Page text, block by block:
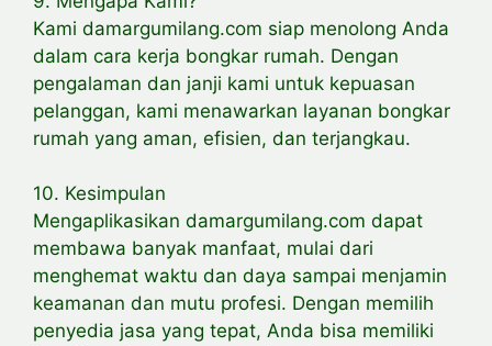
Kami damargumilang.com siap menolong Anda
dalam cara kerja bongkar rumah. Dengan
pengalaman dan janji kami untuk kepuasan
pelanggan, kami menawarkan layanan bongkar
rumah yang aman, efisien, dan terjangkau.
10. Kesimpulan
Mengaplikasikan damargumilang.com dapat
membawa banyak manfaat, mulai dari
menghemat waktu dan daya sampai menjamin
keamanan dan mutu profesi. Dengan memilih
penyedia jasa yang tepat, Anda bisa memiliki